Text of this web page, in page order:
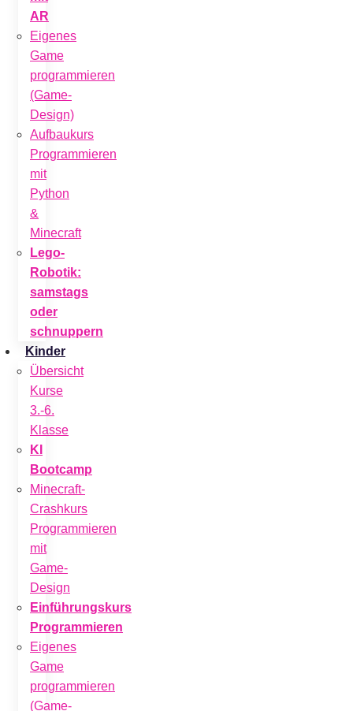
AR
Eigenes
Game
programmieren
(Game-
Design)
Aufbaukurs
Programmieren
mit
Python
&
Minecraft
Lego-
Robotik:
samstags
oder
schnuppern
Kinder
Übersicht
Kurse
3.-6.
Klasse
KI
Bootcamp
Minecraft-
Crashkurs
Programmieren
mit
Game-
Design
Einführungskurs
Programmieren
Eigenes
Game
programmieren
(Game-